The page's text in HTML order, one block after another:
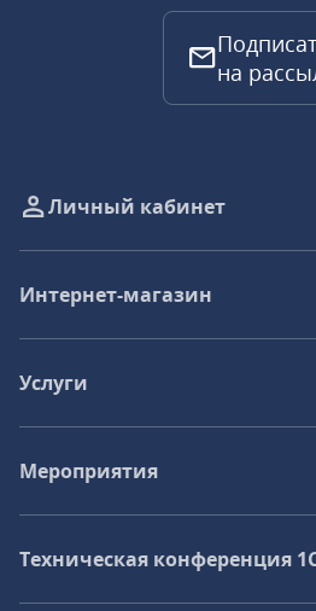
на
Личный кабинет
Интернет-магазин
Услуги
Мероприятия
Техническая конференция